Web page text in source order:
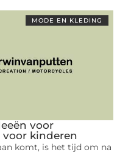
MODE EN KLEDING
voor
kinderen
komt, is het tijd om na